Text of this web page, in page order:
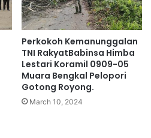
Perkokoh Kemanunggalan
TNI RakyatBabinsa Himba
Lestari Koramil 0909-05
Muara Bengkal Pelopori
Gotong Royong.
March 10, 2024